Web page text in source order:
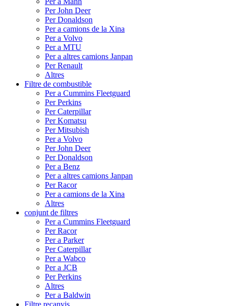
Per John Deer
Per Donaldson
Per a camions de la Xina
Per a Volvo
Per a MTU
Per a altres camions Janpan
Per Renault
Altres
Filtre de combustible
Per a Cummins Fleetguard
Per Perkins
Per Caterpillar
Per Komatsu
Per Mitsubish
Per a Volvo
Per John Deer
Per Donaldson
Per a Benz
Per a altres camions Janpan
Per Racor
Per a camions de la Xina
Altres
conjunt de filtres
Per a Cummins Fleetguard
Per Racor
Per a Parker
Per Caterpillar
Per a Wabco
Per a JCB
Per Perkins
Altres
Per a Baldwin
Filtre recanvis